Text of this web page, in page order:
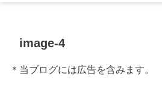
image-4
＊当ブログには広告を含みます。